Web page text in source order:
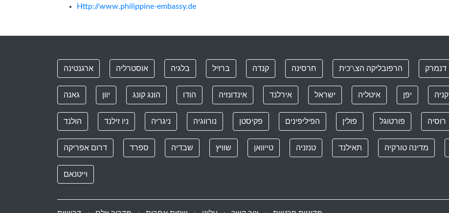
Http://www.philippine-embassy.de
ארגנטינה אוסטרליה בלגיה ברזיל קנדה חרסינה הרפובליקה הצ\'כית דנמרק
גאנה יוון הונג קונג הודו אינדונזיה אירלנד ישראל איטליה יפן קניה
הולנד ניו זילנד ניגריה נורווגיה פקיסטן הפיליפינים פולין פורטוגל רוסיה
דרום אפריקה ספרד שבדיה שוויץ טייוואן טנזניה תאילנד מדינה טורקיה
וייטנאם